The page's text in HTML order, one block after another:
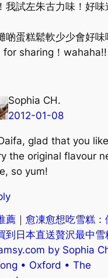
我試左朱古力味！好味
啲蛋糕鬆軟少少會好味
for sharing！wahaha!!
Sophia CH.
2012-01-08
glad that you
the original flavour
so yum!
薦｜愈凍愈想吃雪糕：
到日本直送贅沢最中雪
by Sophia
• Oxford • The